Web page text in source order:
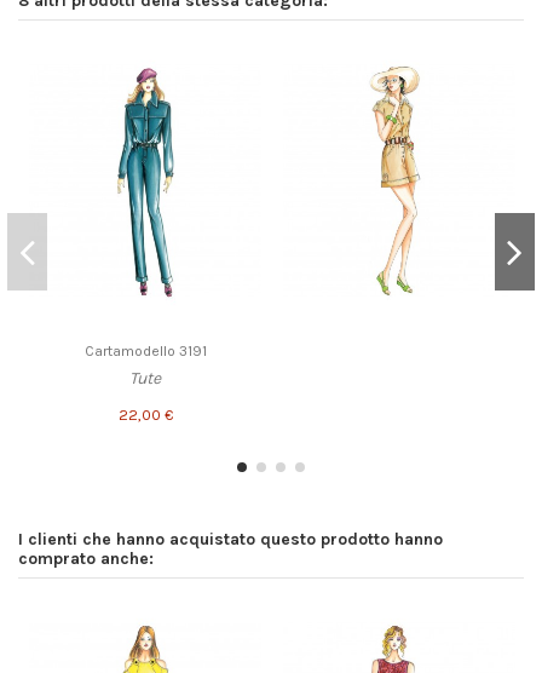
Cartamodello 3191
Tute
22,00 €
I clienti che hanno acquistato questo prodotto hanno
comprato anche: